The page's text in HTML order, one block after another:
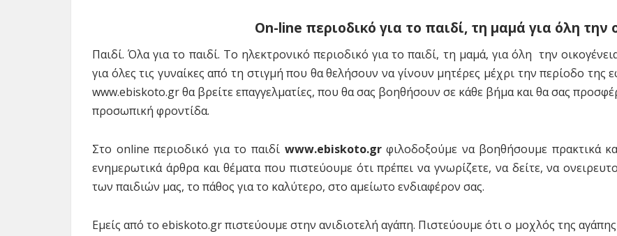
On-line περιοδικό για το παιδί, τη μαμά για όλη την
Παιδί. Όλα για το παιδί. Το ηλεκτρονικό περιοδικό για το παιδί, τη μαμά, για όλη την
για όλες τις γυναίκες από τη στιγμή που θα θελήσουν να γίνουν μητέρες μέχρι την περίοδο
www.ebiskoto.gr θα βρείτε επαγγελματίες, που θα σας βοηθήσουν σε κάθε βήμα και θα σας
προσωπική φροντίδα.
Στο online περιοδικό για το παιδί www.ebiskoto.grφιλοδοξούμε να βοηθήσουμε πρακτικά
ενημερωτικά άρθρα και θέματα που πιστεύουμε ότι πρέπει να γνωρίζετε, να δείτε, να
των παιδιών μας, το πάθος για το καλύτερο, στο αμείωτο ενδιαφέρον σας.
Εμείς από το ebiskoto.gr πιστεύουμε στην ανιδιοτελή αγάπη. Πιστεύουμε ότι ο μοχλός της